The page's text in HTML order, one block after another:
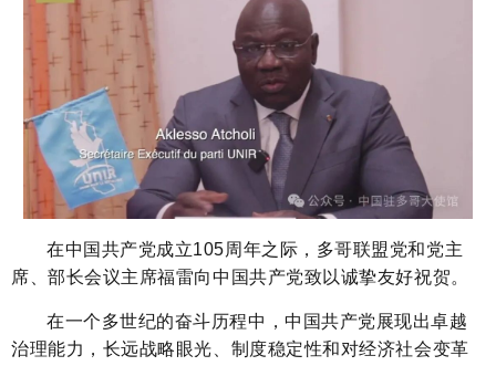
在中国共产党成立105周年之际，多哥联盟党和党主
席、部长会议主席福雷向中国共产党致以诚挚友好祝贺。
在一个多世纪的奋斗历程中，中国共产党展现出卓越
治理能力，长远战略眼光、制度稳定性和对经济社会变革